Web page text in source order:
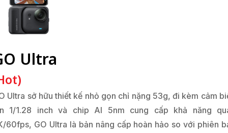
Ultra
Ultra sở hữu thiết kế nhỏ gọn chỉ nặng 53g, đi kèm cảm
1/1.28 inch và chip AI 5nm cung cấp khả năng
60fps, GO Ultra là bản nâng cấp hoàn hảo so với phiên